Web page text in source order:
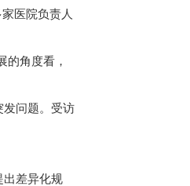
医院负责人
角度看，
问题。受访
差异化规